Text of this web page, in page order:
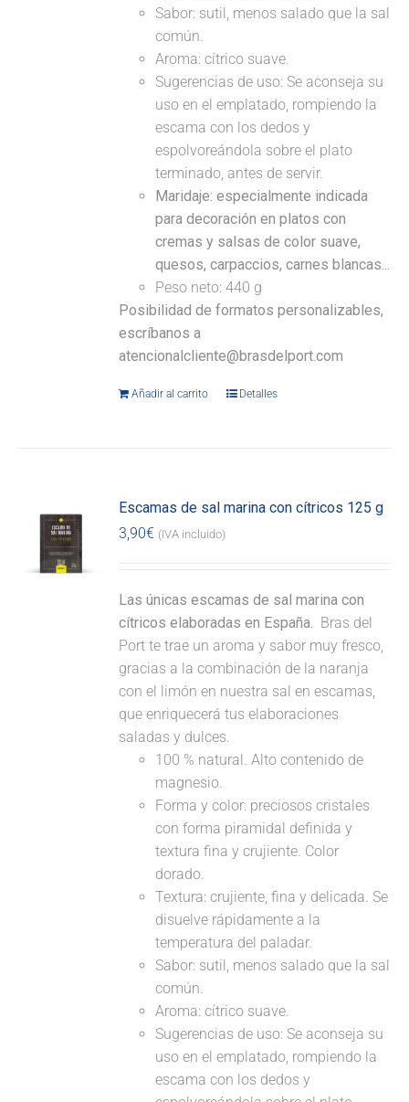
Sabor: sutil, menos salado que la sal
común.
Aroma: cítrico suave.
Sugerencias de uso: Se aconseja su
uso en el emplatado, rompiendo la
escama con los dedos y
espolvoreándola sobre el plato
terminado, antes de servir.
Maridaje: especialmente indicada
para decoración en platos con
cremas y salsas de color suave,
quesos, carpaccios, carnes blancas...
Peso neto: 440 g
Posibilidad de formatos personalizables,
escríbanos a
atencionalcliente@brasdelport.com
Añadir al carrito Detalles
Escamas de sal marina con cítricos 125 g
3,90€ (IVA incluido)
Las únicas escamas de sal marina con
cítricos elaboradas en España. Bras del
Port te trae un aroma y sabor muy fresco,
gracias a la combinación de la naranja
con el limón en nuestra sal en escamas,
que enriquecerá tus elaboraciones
saladas y dulces.
100 % natural. Alto contenido de
magnesio.
Forma y color: preciosos cristales
con forma piramidal definida y
textura fina y crujiente. Color
dorado.
Textura: crujiente, fina y delicada. Se
disuelve rápidamente a la
temperatura del paladar.
Sabor: sutil, menos salado que la sal
común.
Aroma: cítrico suave.
Sugerencias de uso: Se aconseja su
uso en el emplatado, rompiendo la
escama con los dedos y